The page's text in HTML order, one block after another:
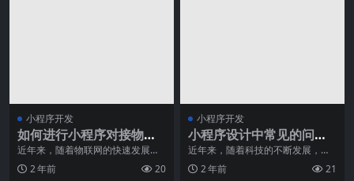
小程序开发
如何进行小程序对接物联
网设备？
近年来，随着物联网的快速发展，
人们对于智能设备的需求也越来越
大。小程序作为一种轻
2 年前 20
小程序开发
小程序设计中常见的问题
及解决方法
近年来，随着科技的不断发展，小
程序已经成为了移动互联网的一种
重要形式。无论是用户
2 年前 21